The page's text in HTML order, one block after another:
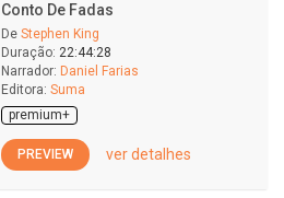
Conto De Fadas
De Stephen King
Duração: 22:44:28
Narrador: Daniel Farias
Editora: Suma
premium+
PREVIEW ver detalhes